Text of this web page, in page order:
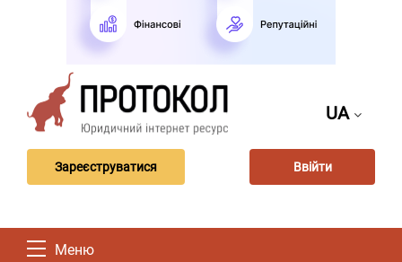
UA
Зареєструватися Ввійти
Меню